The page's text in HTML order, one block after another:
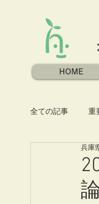
HOME
全ての記事 重
兵庫